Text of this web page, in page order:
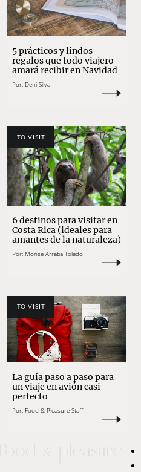
5 prácticos y lindos
regalos que todo viajero
amará recibir en Navidad
Por: Deni Silva
TO VISIT
6 destinos para visitar en
Costa Rica (ideales para
amantes de la naturaleza)
Por: Monse Arratia Toledo
TO VISIT
La guía paso a paso para
un viaje en avión casi
perfecto
Por: Food & Pleasure Staff